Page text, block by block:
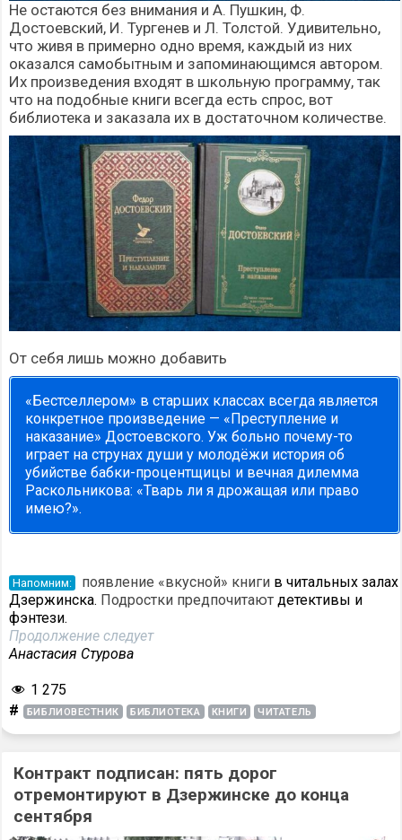
Не остаются без внимания и А. Пушкин, Ф.
Достоевский, И. Тургенев и Л. Толстой. Удивительно,
что живя в примерно одно время, каждый из них
оказался самобытным и запоминающимся автором.
Их произведения входят в школьную программу, так
что на подобные книги всегда есть спрос, вот
библиотека и заказала их в достаточном количестве.
От себя лишь можно добавить
«Бестселлером» в старших классах всегда является
конкретное произведение — «Преступление и
наказание» Достоевского. Уж больно почему-то
играет на струнах души у молодёжи история об
убийстве бабки-процентщицы и вечная дилемма
Раскольникова: «Тварь ли я дрожащая или право
имею?».
Напомним: появление «вкусной» книги в читальных залах
Дзержинска. Подростки предпочитают детективы и
фэнтези.
Продолжение следует
Анастасия Стурова
1 275
# БИБЛИОВЕСТНИК БИБЛИОТЕКА КНИГИ ЧИТАТЕЛЬ
Контракт подписан: пять дорог
отремонтируют в Дзержинске до конца
сентября